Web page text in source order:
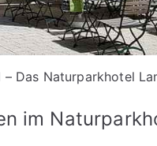
Das Naturparkhotel
im